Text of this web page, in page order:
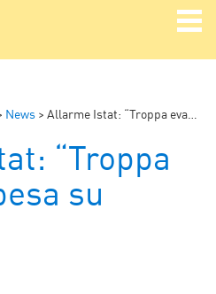
News > Allarme Istat: “Troppa evasione, pesa su crescita”’
“Troppa
su